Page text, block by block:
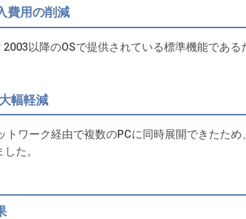
費用の削減
以降のOSで提供されている標準機能であ
幅軽減
トワーク経由で複数のPCに同時展開できたた
た。